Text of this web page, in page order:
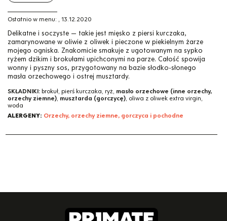
Ostatnio w menu: , 13.12.2020
Delikatne i soczyste — takie jest mięsko z piersi kurczaka,
zamarynowane w oliwie z oliwek i pieczone w piekielnym żarze
mojego ogniska. Znakomicie smakuje z ugotowanym na sypko
ryżem dzikim i brokułami upichconymi na parze. Całość spowija
wonny i pyszny sos, przygotowany na bazie słodko-słonego
masła orzechowego i ostrej musztardy.
SKŁADNIKI: brokuł, pierś kurczaka, ryż, masło orzechowe (inne orzechy,
orzechy ziemne), musztarda (gorczycę), oliwa z oliwek extra virgin,
woda
ALERGENY: Orzechy, orzechy ziemne, gorczyca i pochodne